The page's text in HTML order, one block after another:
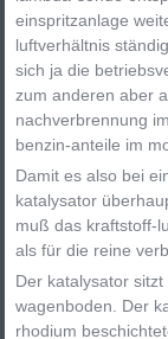
einspritzanlage
luftverhältnis
sich ja die
zum anderen aber
nachverbrennung
benzin-anteile im
Damit es also bei
katalysator
muß das kraftstoff-
als für die reine
Der katalysator
wagenboden. Der
rhodium